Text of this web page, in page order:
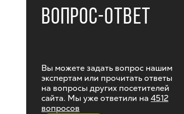
ВОПРОС-ОТВЕТ
Вы можете задать вопрос нашим
экспертам или прочитать ответы
на вопросы других посетителей
сайта. Мы уже ответили на 4512
вопросов